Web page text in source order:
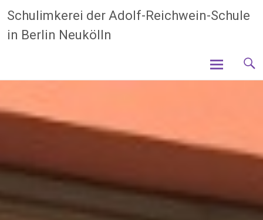
Inhalt
springen
Schulimkerei der Adolf-Reichwein-Schule
in Berlin Neukölln